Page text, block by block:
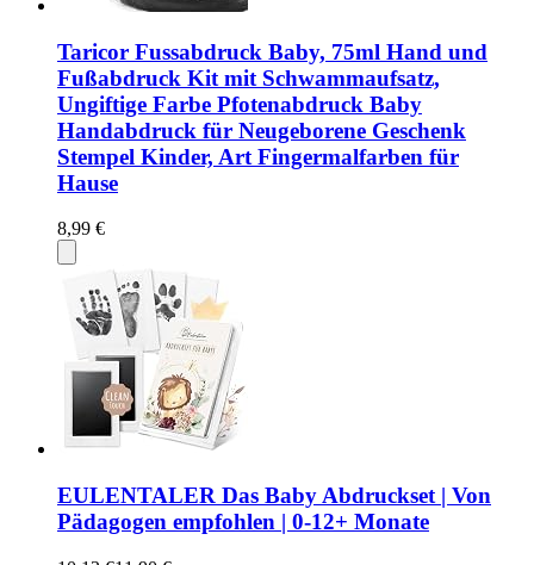
Taricor Fussabdruck Baby, 75ml Hand und
Fußabdruck Kit mit Schwammaufsatz,
Ungiftige Farbe Pfotenabdruck Baby
Handabdruck für Neugeborene Geschenk
Stempel Kinder, Art Fingermalfarben für
Hause
8,99 €
EULENTALER Das Baby Abdruckset | Von
Pädagogen empfohlen | 0-12+ Monate